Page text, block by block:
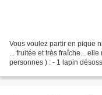
Vous voulez partir en pique
... fruitée et très fraîche...
personnes ) : - 1 lapin